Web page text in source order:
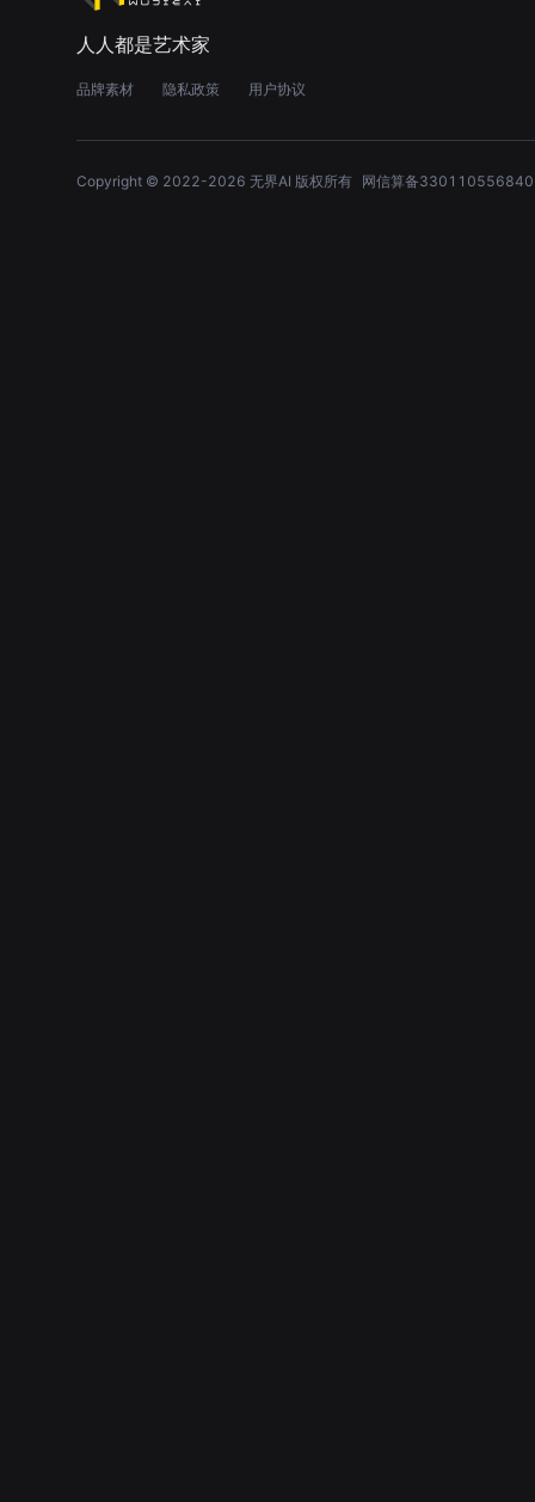
人人都是艺术家
品牌素材 隐私政策 用户协议
Copyright © 2022-2026 无界AI 版权所有 网信算备